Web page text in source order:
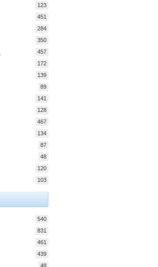
123
451
284
350
457
172
139
89
141
128
467
134
87
48
120
103
540
831
461
439
48